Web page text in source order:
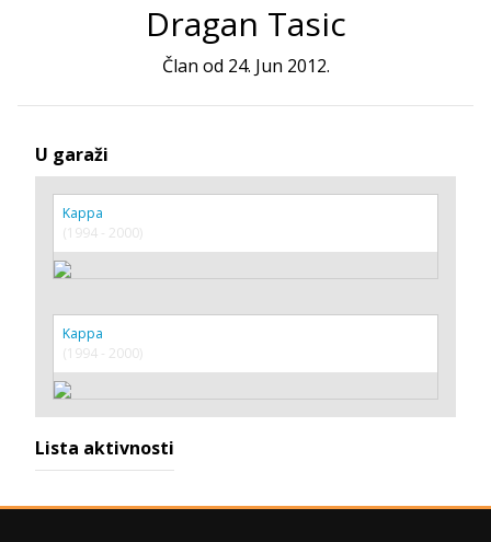
Dragan Tasic
Član od 24. Jun 2012.
U garaži
Kappa
(1994 - 2000)
Kappa
(1994 - 2000)
Lista aktivnosti